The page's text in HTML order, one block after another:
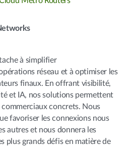
à simplifier
réseau et à optimiser les
finaux. En offrant visibilité,
et IA, nos solutions permettent
commerciaux concrets. Nous
favoriser les connexions nous
autres et nous donnera les
plus grands défis en matière de